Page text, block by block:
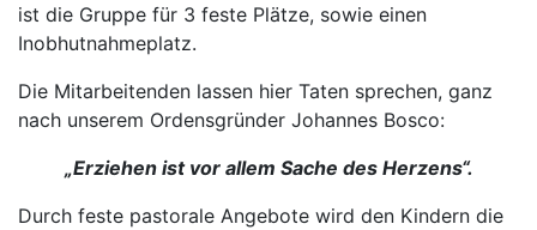
ist die Gruppe für 3 feste Plätze, sowie einen
Inobhutnahmeplatz.
Die Mitarbeitenden lassen hier Taten sprechen, ganz
nach unserem Ordensgründer Johannes Bosco:
„Erziehen ist vor allem Sache des Herzens“.
Durch feste pastorale Angebote wird den Kindern die